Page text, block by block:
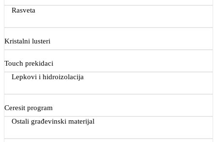
Rasveta
Kristalni lusteri
Touch prekidaci
Lepkovi i hidroizolacija
Ceresit program
Ostali građevinski materijal